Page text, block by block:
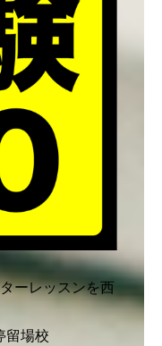
ーレッスンを西
留場校